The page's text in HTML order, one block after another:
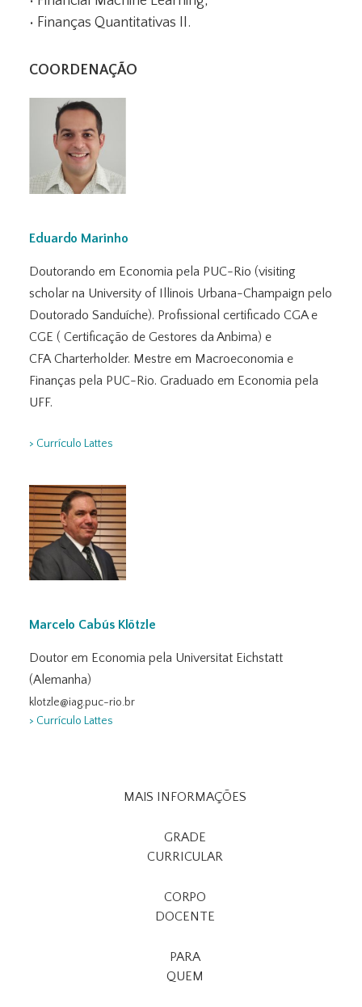
• Finanças Quantitativas II.
COORDENAÇÃO
Eduardo Marinho
Doutorando em Economia pela PUC-Rio (visiting
scholar na University of Illinois Urbana-Champaign pelo
Doutorado Sanduíche). Profissional certificado CGA e
CGE ( Certificação de Gestores da Anbima) e
CFA Charterholder. Mestre em Macroeconomia e
Finanças pela PUC-Rio. Graduado em Economia pela
UFF.
> Currículo Lattes
Marcelo Cabús Klötzle
Doutor em Economia pela Universitat Eichstatt
(Alemanha)
klotzle@iag.puc-rio.br
> Currículo Lattes
MAIS INFORMAÇÕES
GRADE
CURRICULAR
CORPO
DOCENTE
PARA
QUEM